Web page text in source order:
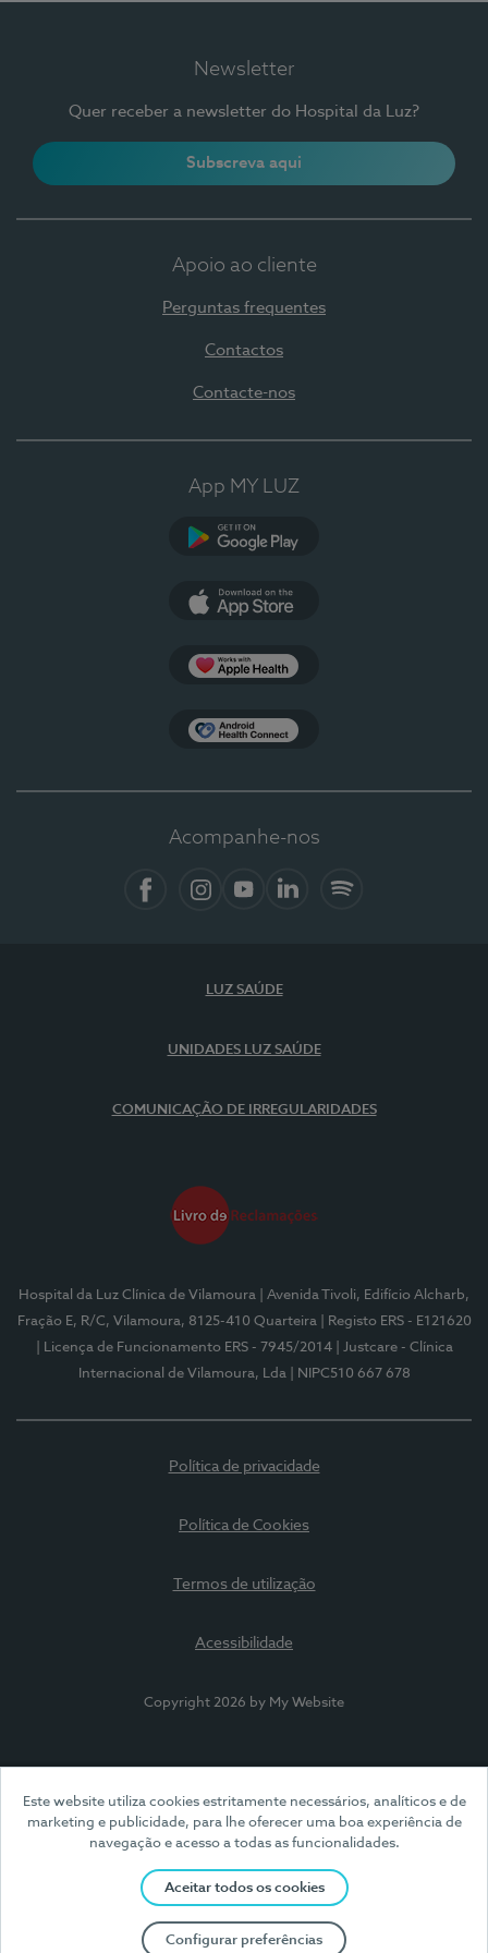
Este website utiliza cookies estritamente necessários, analíticos e de
marketing e publicidade, para lhe oferecer uma boa experiência de
navegação e acesso a todas as funcionalidades.
Aceitar todos os cookies
Configurar preferências
Newsletter
Quer receber a newsletter do Hospital da Luz?
Subscreva aqui
Apoio ao cliente
Perguntas frequentes
Contactos
Contacte-nos
App MY LUZ
Acompanhe-nos
LUZ SAÚDE
UNIDADES LUZ SAÚDE
COMUNICAÇÃO DE IRREGULARIDADES
Hospital da Luz Clínica de Vilamoura
| Avenida Tivoli, Edifício Alcharb,
Fração E, R/C, Vilamoura, 8125-410 Quarteira
| Registo ERS - E121620
| Licença de Funcionamento ERS - 7945/2014
| Justcare - Clínica
Internacional de Vilamoura, Lda
| NIPC510 667 678
Política de privacidade
Política de Cookies
Termos de utilização
Acessibilidade
Copyright 2026 by My Website